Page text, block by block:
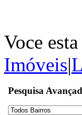
Voce
Imóveis|
Pesquisa